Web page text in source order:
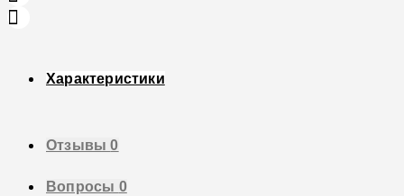
Характеристики
Отзывы0
Вопросы 0